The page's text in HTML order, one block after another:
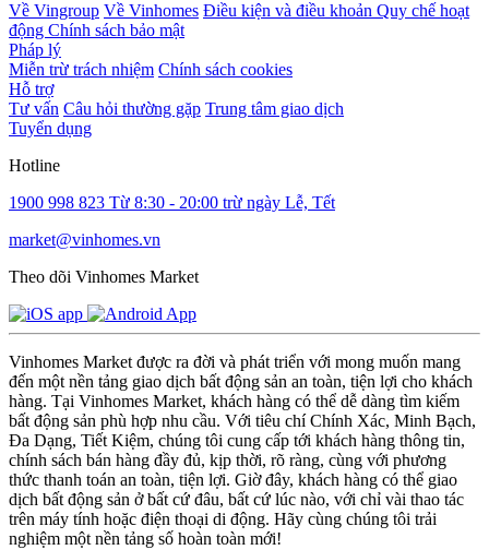
Về Vingroup Về Vinhomes Điều kiện và điều khoản Quy chế hoạt
động Chính sách bảo mật
Pháp lý
Miễn trừ trách nhiệm Chính sách cookies
Hỗ trợ
Tư vấn Câu hỏi thường gặp Trung tâm giao dịch
Tuyển dụng
Hotline
1900 998 823 Từ 8:30 - 20:00 trừ ngày Lễ, Tết
market@vinhomes.vn
Theo dõi Vinhomes Market
Vinhomes Market được ra đời và phát triển với mong muốn mang
đến một nền tảng giao dịch bất động sản an toàn, tiện lợi cho khách
hàng. Tại Vinhomes Market, khách hàng có thể dễ dàng tìm kiếm
bất động sản phù hợp nhu cầu. Với tiêu chí Chính Xác, Minh Bạch,
Đa Dạng, Tiết Kiệm, chúng tôi cung cấp tới khách hàng thông tin,
chính sách bán hàng đầy đủ, kịp thời, rõ ràng, cùng với phương
thức thanh toán an toàn, tiện lợi. Giờ đây, khách hàng có thể giao
dịch bất động sản ở bất cứ đâu, bất cứ lúc nào, với chỉ vài thao tác
trên máy tính hoặc điện thoại di động. Hãy cùng chúng tôi trải
nghiệm một nền tảng số hoàn toàn mới!